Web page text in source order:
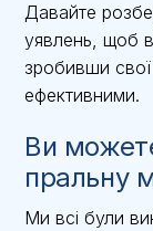
Давайте
уявлень, щоб
зробивши
ефективними.
Ви
пральну
Ми всі були